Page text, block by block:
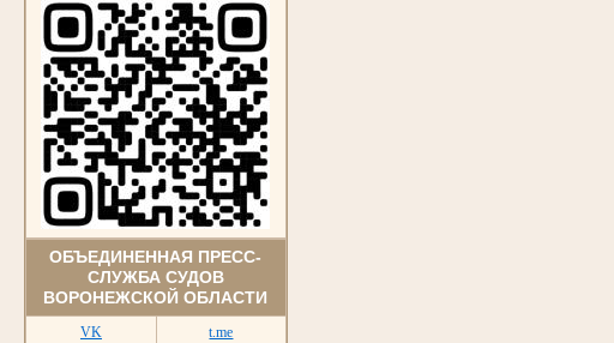
ОБЪЕДИНЕННАЯ ПРЕСС-
СЛУЖБА СУДОВ
ВОРОНЕЖСКОЙ ОБЛАСТИ
VK t.me